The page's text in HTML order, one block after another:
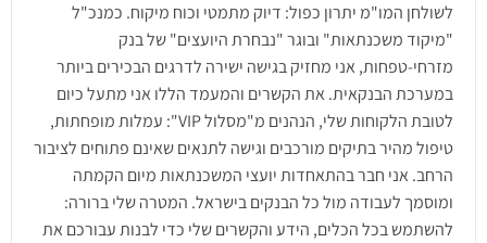
לשולחן המו"מ יתרון כפול: דיוק מתמטי וכוח מיקוח. כמנכ"ל
"מיקוד משכנתאות" ובוגר "נבחרת היועצים" של בנק
מזרחי-טפחות, אני מחזיק בגישה ישירה לדרגים הבכירים ביותר
במערכת הבנקאית. את הקשרים והמעמד הללו אני מתעל כיום
לטובת הלקוחות שלי, הנהנים מ"מסלול VIP": עמלות מופחתות,
טיפול מהיר בתיקים מורכבים וגישה לתנאים שאינם פתוחים לציבור
הרחב. אני חבר בהתאחדות יועצי המשכנתאות מיום הקמתה
ומוסמך לעבודה מול כל הבנקים בישראל. המטרה שלי ברורה:
להשתמש בכל הכלים, הידע והקשרים שלי כדי לבנות עבורכם את